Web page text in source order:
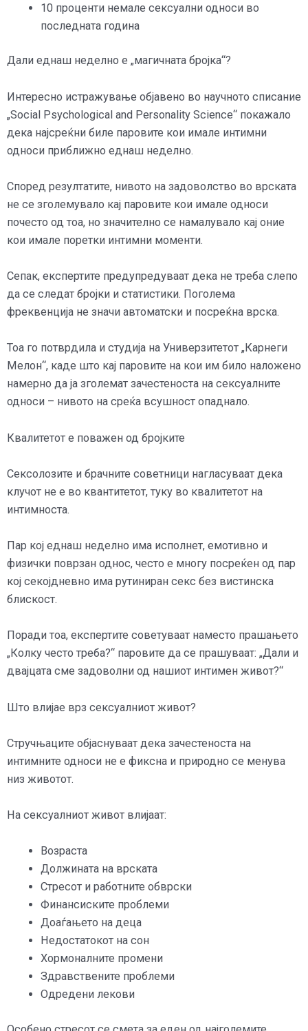
10 проценти немале сексуални односи во
последната година
Дали еднаш неделно е „магичната бројка“?
Интересно истражување објавено во научното списание
„Social Psychological and Personality Science“ покажало
дека најсреќни биле паровите кои имале интимни
односи приближно еднаш неделно.
Според резултатите, нивото на задоволство во врската
не се зголемувало кај паровите кои имале односи
почесто од тоа, но значително се намалувало кај оние
кои имале поретки интимни моменти.
Сепак, експертите предупредуваат дека не треба слепо
да се следат бројки и статистики. Поголема
фреквенција не значи автоматски и посреќна врска.
Тоа го потврдила и студија на Универзитетот „Карнеги
Мелон“, каде што кај паровите на кои им било наложено
намерно да ја зголемат зачестеноста на сексуалните
односи – нивото на среќа всушност опаднало.
Квалитетот е поважен од бројките
Сексолозите и брачните советници нагласуваат дека
клучот не е во квантитетот, туку во квалитетот на
интимноста.
Пар кој еднаш неделно има исполнет, емотивно и
физички поврзан однос, често е многу посреќен од пар
кој секојдневно има рутиниран секс без вистинска
блискост.
Поради тоа, експертите советуваат наместо прашањето
„Колку често треба?“ паровите да се прашуваат: „Дали и
двајцата сме задоволни од нашиот интимен живот?“
Што влијае врз сексуалниот живот?
Стручњаците објаснуваат дека зачестеноста на
интимните односи не е фиксна и природно се менува
низ животот.
На сексуалниот живот влијаат:
Возраста
Должината на врската
Стресот и работните обврски
Финансиските проблеми
Доаѓањето на деца
Недостатокот на сон
Хормоналните промени
Здравствените проблеми
Одредени лекови